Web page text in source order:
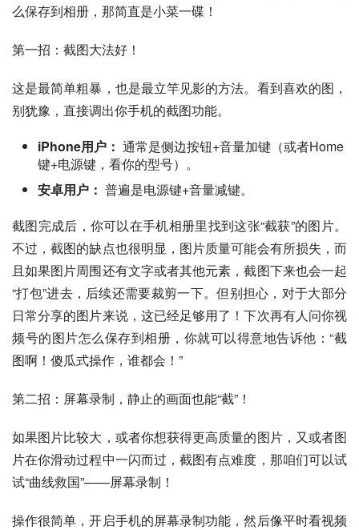
么保存到相册，那简直是小菜一碟！
第一招：截图大法好！
这是最简单粗暴，也是最立竿见影的方法。看到喜欢的图，
别犹豫，直接调出你手机的截图功能。
iPhone用户： 通常是侧边按钮+音量加键（或者Home
键+电源键，看你的型号）。
安卓用户： 普遍是电源键+音量减键。
截图完成后，你可以在手机相册里找到这张“截获”的图片。
不过，截图的缺点也很明显，图片质量可能会有所损失，而
且如果图片周围还有文字或者其他元素，截图下来也会一起
“打包”进去，后续还需要裁剪一下。但别担心，对于大部分
日常分享的图片来说，这已经足够用了！下次再有人问你视
频号的图片怎么保存到相册，你就可以得意地告诉他：“截
图啊！傻瓜式操作，谁都会！”
第二招：屏幕录制，静止的画面也能“截”！
如果图片比较大，或者你想获得更高质量的图片，又或者图
片在你滑动过程中一闪而过，截图有点难度，那咱们可以试
试“曲线救国”——屏幕录制！
操作很简单，开启手机的屏幕录制功能，然后像平时看视频